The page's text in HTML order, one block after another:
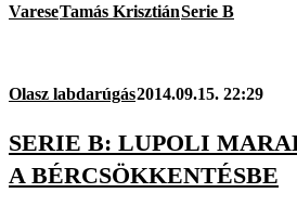
VareseTamás KrisztiánSerie B
Olasz labdarúgás2014.09.15. 22:29
SERIE B: LUPOLI
A BÉRCSÖKKENTÉSBE